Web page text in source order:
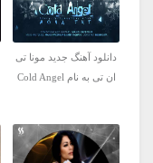
دانلود آهنگ جدید مونا تی
ان تی به نام Cold Angel